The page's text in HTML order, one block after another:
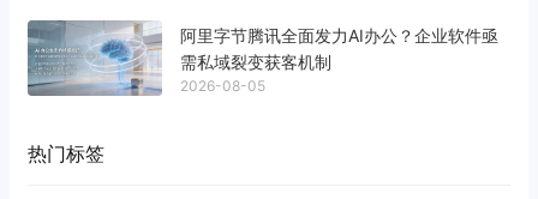
阿里字节腾讯全面发力AI办公？企业软件亟
需私域裂变获客机制
2026-08-05
热门标签